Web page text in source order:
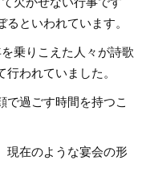
といわれています。
乗りこえた人々が詩歌
われていました。
で過ごす時間を持つこ
現在のような宴会の形